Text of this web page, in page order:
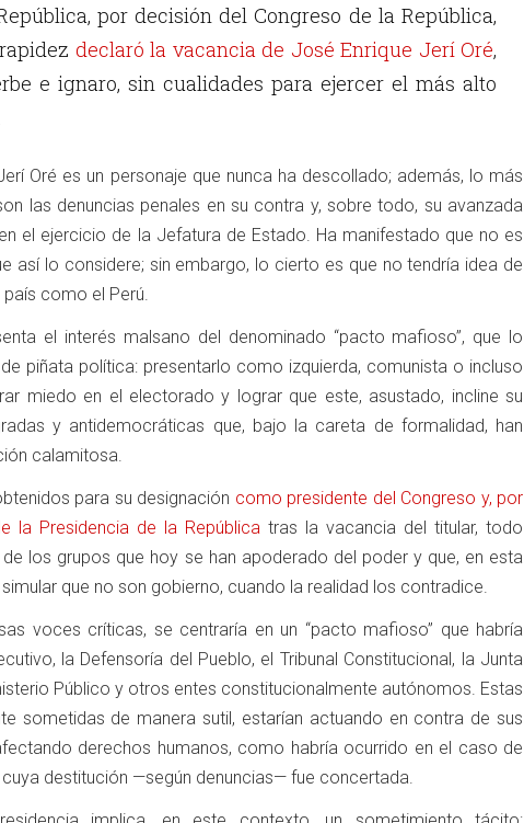
por decisión del Congreso de la República,
declaró la vacancia de José Enrique Jerí Oré,
e ignaro, sin cualidades para ejercer el más alto
Oré es un personaje que nunca ha descollado; además, lo más
las denuncias penales en su contra y, sobre todo, su avanzada
el ejercicio de la Jefatura de Estado. Ha manifestado que no es
así lo considere; sin embargo, lo cierto es que no tendría idea de
como el Perú.
el interés malsano del denominado “pacto mafioso”, que lo
piñata política: presentarlo como izquierda, comunista o incluso
miedo en el electorado y lograr que este, asustado, incline su
y antidemocráticas que, bajo la careta de formalidad, han
calamitosa.
para su designación como presidente del Congreso y, por
la Presidencia de la República tras la vacancia del titular, todo
los grupos que hoy se han apoderado del poder y que, en esta
que no son gobierno, cuando la realidad los contradice.
voces críticas, se centraría en un “pacto mafioso” que habría
la Defensoría del Pueblo, el Tribunal Constitucional, la Junta
Público y otros entes constitucionalmente autónomos. Estas
sometidas de manera sutil, estarían actuando en contra de sus
derechos humanos, como habría ocurrido en el caso de
cuya destitución —según denuncias— fue concertada.